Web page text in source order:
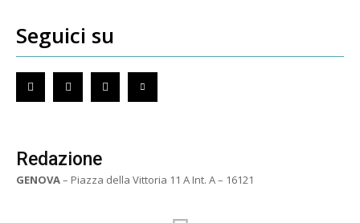
Seguici su
Redazione
GENOVA– Piazza della Vittoria 11 A Int. A – 16121